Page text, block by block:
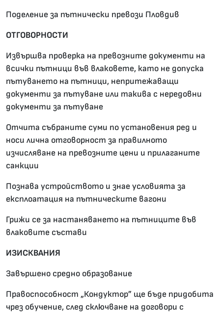
Поделение за пътнически превози Пловдив
ОТГОВОРНОСТИ
Извършва проверка на превозните документи на
всички пътници във влаковете, като не допуска
пътуването на пътници, непритежаващи
документи за пътуване или такива с нередовни
документи за пътуване
Отчита събраните суми по установения ред и
носи лична отговорност за правилното
изчисляване на превозните цени и прилаганите
санкции
Познава устройството и знае условията за
експлоатация на пътническите вагони
Грижи се за настаняването на пътниците във
влаковите състави
ИЗИСКВАНИЯ
Завършено средно образование
Правоспособност „Кондуктор” ще бъде придобита
чрез обучение, след сключване на договори с